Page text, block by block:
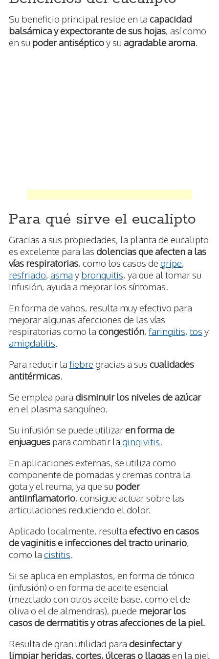
Su beneficio principal reside en la capacidad
balsámica y expectorante de sus hojas, así como
en su poder antisépticoy su agradable aroma
Para qué sirve el eucalipto
Gracias a sus propiedades, la planta de eucalipto
es excelente para las dolencias que afecten a las
vías respiratorias, como los casos de gripe,
resfriado, asma y bronquitis, ya que al tomar su
infusión, ayuda a mejorar los síntomas.
En forma de vahos, resulta muy efectivo para
mejorar algunas afecciones de las vías
respiratorias como la congestión, faringitis, tos y
amigdalitis
Para reducir la fiebre gracias a sus cualidades
antitérmicas
Se emplea para disminuir los niveles de azúcar
en el plasma sanguíneo.
Su infusión se puede utilizaren forma de
enjuagues para combatir la gingivitis
En aplicaciones externas, se utiliza como
componente de pomadas y cremas contra la
gota y el reuma, ya que su poder
antiinflamatorio, consigue actuar sobre las
articulaciones reduciendo el dolor.
Aplicado localmente, resulta efectivo en casos
de vaginitis e infecciones del tracto urinario,
como la cistitis
Si se aplica en emplastos, en forma de tónico
(infusión) o en forma de aceite esencial
(mezclado con otros aceite base, como el de
oliva o el de almendras), puede mejorar los
casos de dermatitis y otras afecciones de la piel
Resulta de gran utilidad para desinfectar y
limpiar heridas, cortes, úlceras o llagasen la piel